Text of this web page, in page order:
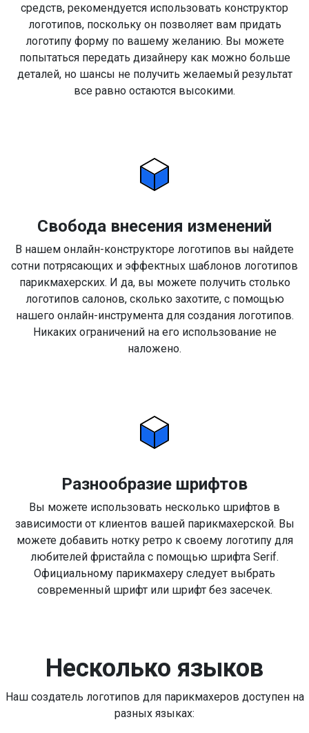
средств, рекомендуется использовать конструктор
логотипов, поскольку он позволяет вам придать
логотипу форму по вашему желанию. Вы можете
попытаться передать дизайнеру как можно больше
деталей, но шансы не получить желаемый результат
все равно остаются высокими.
Свобода внесения изменений
В нашем онлайн-конструкторе логотипов вы найдете
сотни потрясающих и эффектных шаблонов логотипов
парикмахерских. И да, вы можете получить столько
логотипов салонов, сколько захотите, с помощью
нашего онлайн-инструмента для создания логотипов.
Никаких ограничений на его использование не
наложено.
Разнообразие шрифтов
Вы можете использовать несколько шрифтов в
зависимости от клиентов вашей парикмахерской. Вы
можете добавить нотку ретро к своему логотипу для
любителей фристайла с помощью шрифта Serif.
Официальному парикмахеру следует выбрать
современный шрифт или шрифт без засечек.
Несколько языков
Наш создатель логотипов для парикмахеров доступен на
разных языках: